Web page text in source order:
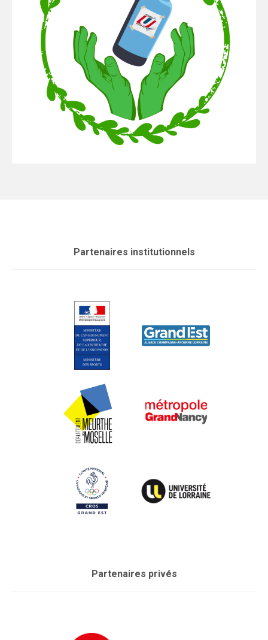
Partenaires institutionnels
Partenaires privés